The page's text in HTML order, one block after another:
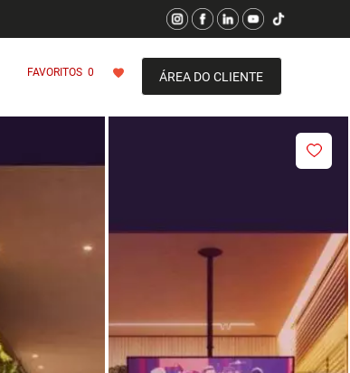
FAVORITOS 0 ÁREA DO CLIENTE